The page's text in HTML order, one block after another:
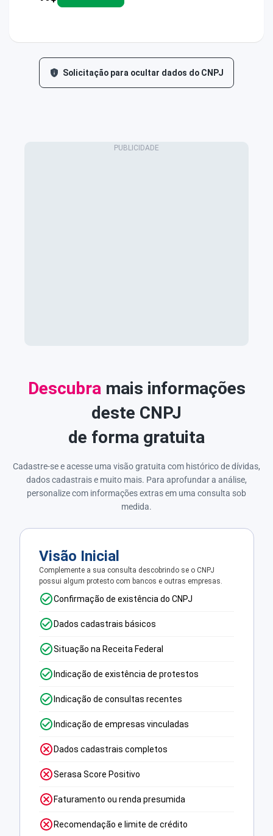
Solicitação para ocultar dados do CNPJ
Descubra mais informações
deste CNPJ
de forma gratuita
Cadastre-se e acesse uma visão gratuita com histórico de dívidas,
dados cadastrais e muito mais. Para aprofundar a análise,
personalize com informações extras em uma consulta sob
medida.
Visão Inicial
Complemente a sua consulta descobrindo se o CNPJ
possui algum protesto com bancos e outras empresas.
Confirmação de existência do CNPJ
Dados cadastrais básicos
Situação na Receita Federal
Indicação de existência de protestos
Indicação de consultas recentes
Indicação de empresas vinculadas
Dados cadastrais completos
Serasa Score Positivo
Faturamento ou renda presumida
Recomendação e limite de crédito